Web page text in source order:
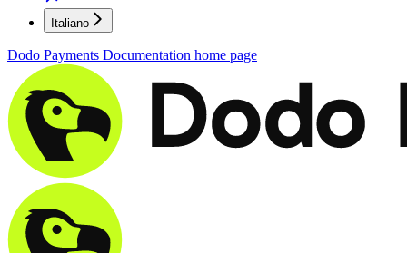
Italiano
Dodo Payments Documentation home page